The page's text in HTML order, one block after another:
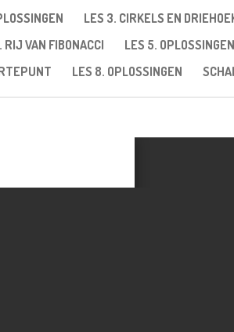
LES 3. CIRKELS EN
RIJ VAN FIBONACCI
LES 5. OPLOSSINGEN
LES 8. OPLOSSINGEN